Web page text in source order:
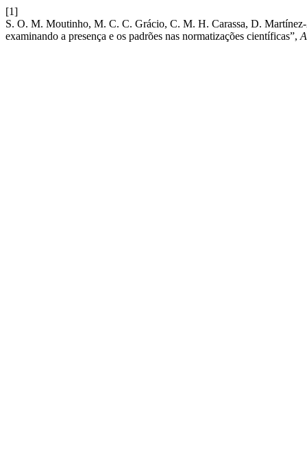
[1]
S. O. M. Moutinho, M. C. C. Grácio, C. M. H. Carassa, D.
examinando a presença e os padrões nas normatizações científicas”,